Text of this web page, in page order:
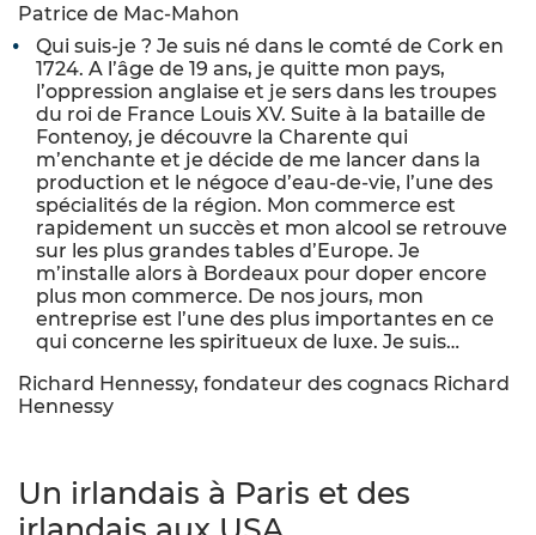
Patrice de Mac-Mahon
Qui suis-je ? Je suis né dans le comté de Cork en
1724. A l’âge de 19 ans, je quitte mon pays,
l’oppression anglaise et je sers dans les troupes
du roi de France Louis XV. Suite à la bataille de
Fontenoy, je découvre la Charente qui
m’enchante et je décide de me lancer dans la
production et le négoce d’eau-de-vie, l’une des
spécialités de la région. Mon commerce est
rapidement un succès et mon alcool se retrouve
sur les plus grandes tables d’Europe. Je
m’installe alors à Bordeaux pour doper encore
plus mon commerce. De nos jours, mon
entreprise est l’une des plus importantes en ce
qui concerne les spiritueux de luxe. Je suis…
Richard Hennessy, fondateur des cognacs Richard
Hennessy
Un irlandais à Paris et des